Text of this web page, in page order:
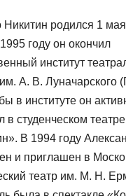
Никитин родился 1
году он окончил
институт
им. А. В.
в институте он
в студенческом театре
В 1994 году
и приглашен в
театр им. М. Н.